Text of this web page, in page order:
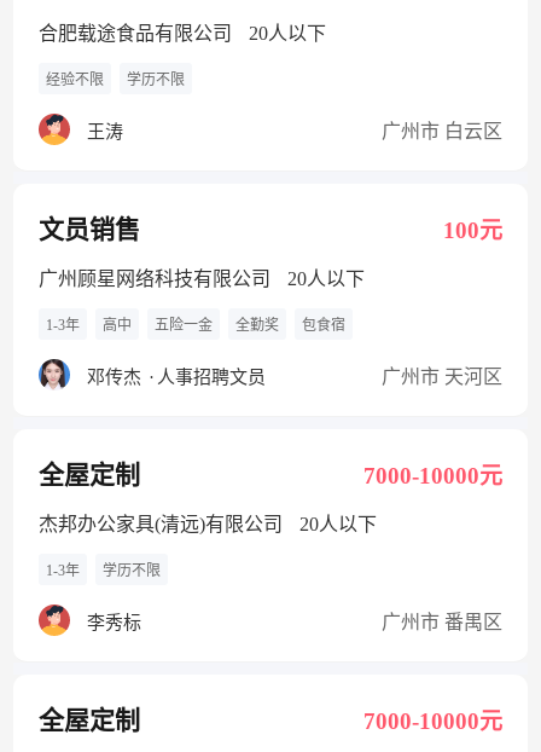
合肥载途食品有限公司 20人以下
经验不限 学历不限
王涛 广州市 白云区
文员销售 100元
广州顾星网络科技有限公司 20人以下
1-3年 高中 五险一金 全勤奖 包食宿
邓传杰 · 人事招聘文员 广州市 天河区
全屋定制 7000-10000元
杰邦办公家具(清远)有限公司 20人以下
1-3年 学历不限
李秀标 广州市 番禺区
全屋定制 7000-10000元